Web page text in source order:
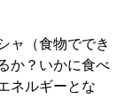
ャ（食物ででき
か？いかに食べ
ネルギーとな